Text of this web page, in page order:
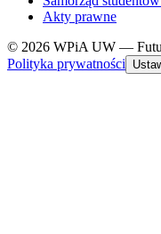
Akty prawne
© 2026 WPiA UW —
Polityka prywatności